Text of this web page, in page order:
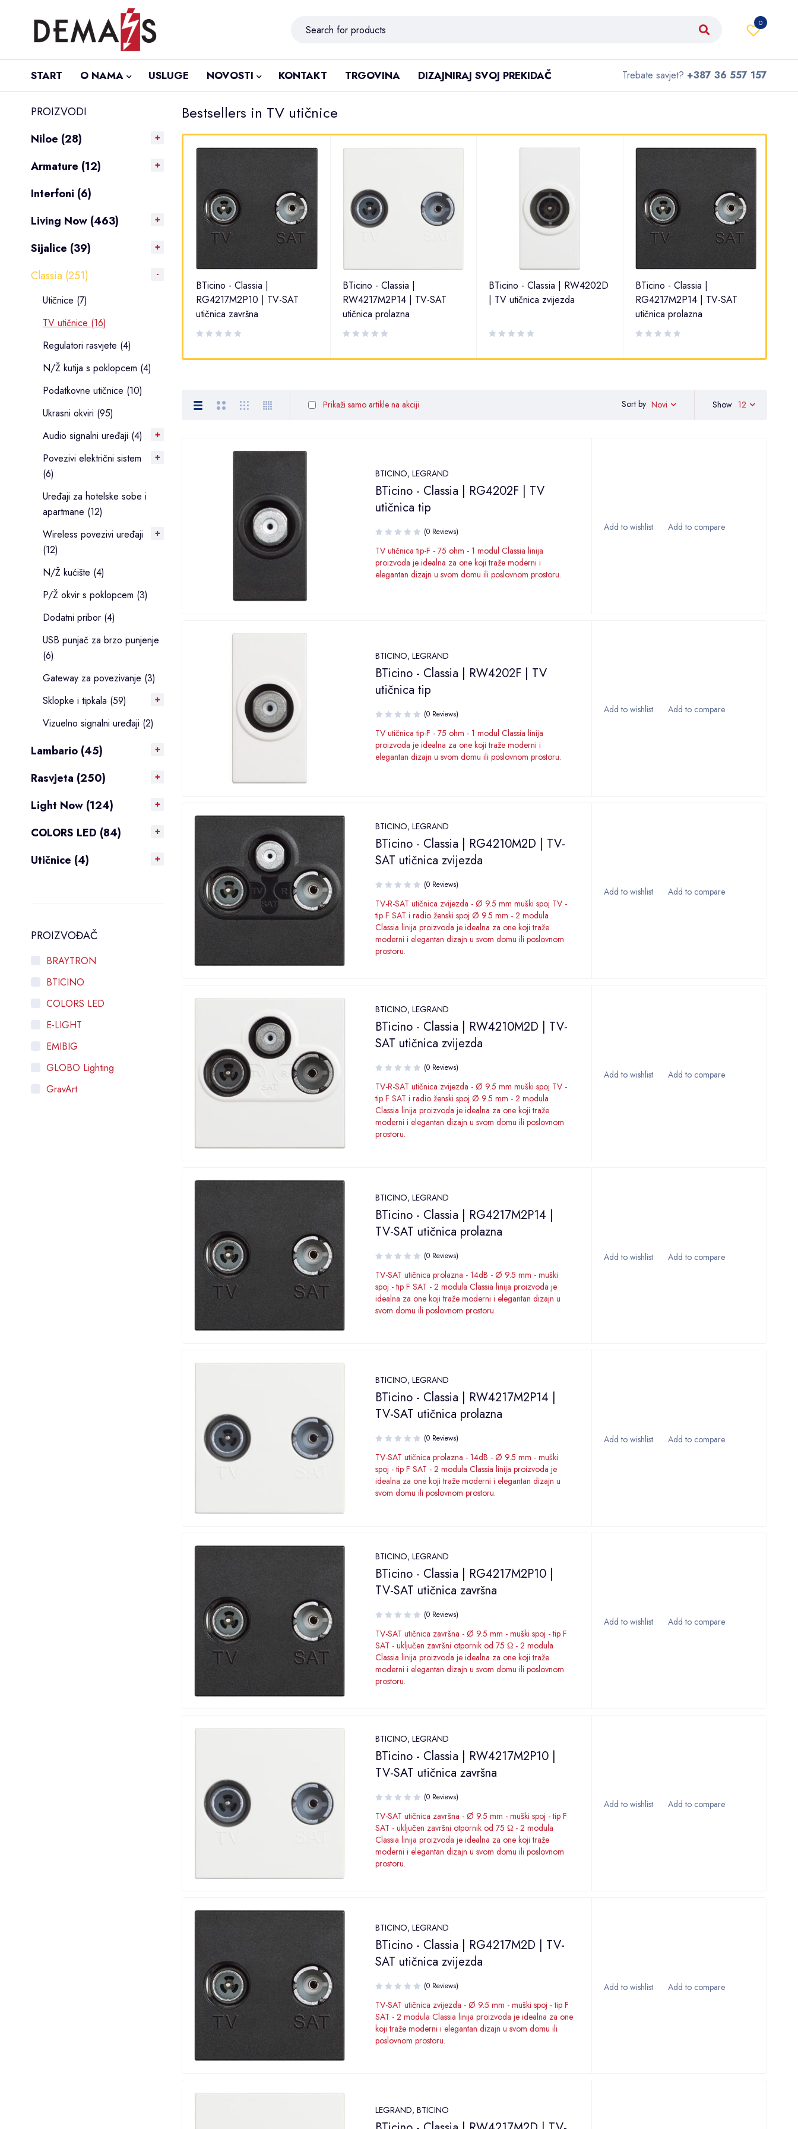
0
START O NAMA USLUGE NOVOSTI KONTAKT TRGOVINA DIZAJNIRAJ SVOJ PREKIDAČ Trebate savjet? +387 36 557 157
PROIZVODI
Niloe (28)
Armature (12)
Interfoni (6)
Living Now (463)
Sijalice (39)
Classia (251)
Utičnice (7)
TV utičnice (16)
Regulatori rasvjete (4)
N/Ž kutija s poklopcem (4)
Podatkovne utičnice (10)
Ukrasni okviri (95)
Audio signalni uređaji (4)
Povezivi električni sistem
(6)
Uređaji za hotelske sobe i
apartmane (12)
Wireless povezivi uređaji
(12)
N/Ž kućište (4)
P/Ž okvir s poklopcem (3)
Dodatni pribor (4)
USB punjač za brzo punjenje
(6)
Gateway za povezivanje (3)
Sklopke i tipkala (59)
Vizuelno signalni uređaji (2)
Lambario (45)
Rasvjeta (250)
Light Now (124)
COLORS LED (84)
Utičnice (4)
PROIZVOĐAČ
BRAYTRON
BTICINO
COLORS LED
E-LIGHT
EMIBIG
GLOBO Lighting
GravArt
Bestsellers in TV utičnice
BTicino - Classia |
RW4202P10 | TV utičnica
BTicino - Classia |
RG4217M2P10 | TV-SAT
utičnica završna
BTicino - Classia |
RW4217M2P14 | TV-SAT
utičnica prolazna
BTicino - Classia | RW4202D
| TV utičnica zvijezda
BTicino - Classia |
RG4217M2P14 | TV-SAT
utičnica prolazna
Sort by Novi
Prikaži samo artikle na akciji Show 12
BTICINO,LEGRAND
BTicino - Classia | RG4202F | TV
utičnica tip
(0 Reviews)
TV utičnica tip-F - 75 ohm - 1 modul Classia linija
proizvoda je idealna za one koji traže moderni i
elegantan dizajn u svom domu ili poslovnom prostoru.
BTICINO,LEGRAND
BTicino - Classia | RW4202F | TV
utičnica tip
(0 Reviews)
TV utičnica tip-F - 75 ohm - 1 modul Classia linija
proizvoda je idealna za one koji traže moderni i
elegantan dizajn u svom domu ili poslovnom prostoru.
BTICINO,LEGRAND
BTicino - Classia | RG4210M2D | TV-
SAT utičnica zvijezda
(0 Reviews)
TV-R-SAT utičnica zvijezda - Ø 9.5 mm muški spoj TV -
tip F SAT i radio ženski spoj Ø 9.5 mm - 2 modula
Classia linija proizvoda je idealna za one koji traže
moderni i elegantan dizajn u svom domu ili poslovnom
prostoru.
BTICINO,LEGRAND
BTicino - Classia | RW4210M2D | TV-
SAT utičnica zvijezda
(0 Reviews)
TV-R-SAT utičnica zvijezda - Ø 9.5 mm muški spoj TV -
tip F SAT i radio ženski spoj Ø 9.5 mm - 2 modula
Classia linija proizvoda je idealna za one koji traže
moderni i elegantan dizajn u svom domu ili poslovnom
prostoru.
BTICINO,LEGRAND
BTicino - Classia | RG4217M2P14 |
TV-SAT utičnica prolazna
(0 Reviews)
TV-SAT utičnica prolazna - 14dB - Ø 9.5 mm - muški
spoj - tip F SAT - 2 modula Classia linija proizvoda je
idealna za one koji traže moderni i elegantan dizajn u
svom domu ili poslovnom prostoru.
BTICINO,LEGRAND
BTicino - Classia | RW4217M2P14 |
TV-SAT utičnica prolazna
(0 Reviews)
TV-SAT utičnica prolazna - 14dB - Ø 9.5 mm - muški
spoj - tip F SAT - 2 modula Classia linija proizvoda je
idealna za one koji traže moderni i elegantan dizajn u
svom domu ili poslovnom prostoru.
BTICINO,LEGRAND
BTicino - Classia | RG4217M2P10 |
TV-SAT utičnica završna
(0 Reviews)
TV-SAT utičnica završna - Ø 9.5 mm - muški spoj - tip F
SAT - uključen završni otpornik od 75 Ω - 2 modula
Classia linija proizvoda je idealna za one koji traže
moderni i elegantan dizajn u svom domu ili poslovnom
prostoru.
BTICINO,LEGRAND
BTicino - Classia | RW4217M2P10 |
TV-SAT utičnica završna
(0 Reviews)
TV-SAT utičnica završna - Ø 9.5 mm - muški spoj - tip F
SAT - uključen završni otpornik od 75 Ω - 2 modula
Classia linija proizvoda je idealna za one koji traže
moderni i elegantan dizajn u svom domu ili poslovnom
prostoru.
BTICINO,LEGRAND
BTicino - Classia | RG4217M2D | TV-
SAT utičnica zvijezda
(0 Reviews)
TV-SAT utičnica zvijezda - Ø 9.5 mm - muški spoj - tip F
SAT - 2 modula Classia linija proizvoda je idealna za one
koji traže moderni i elegantan dizajn u svom domu ili
poslovnom prostoru.
LEGRAND,BTICINO